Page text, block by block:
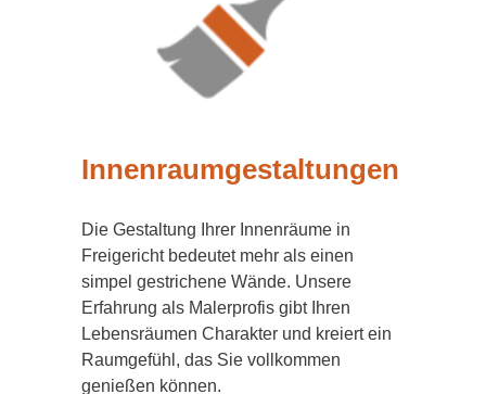
Innenraumgestaltungen
Die Gestaltung Ihrer Innenräume in
Freigericht bedeutet mehr als einen
simpel gestrichene Wände. Unsere
Erfahrung als Malerprofis gibt Ihren
Lebensräumen Charakter und kreiert ein
Raumgefühl, das Sie vollkommen
genießen können.